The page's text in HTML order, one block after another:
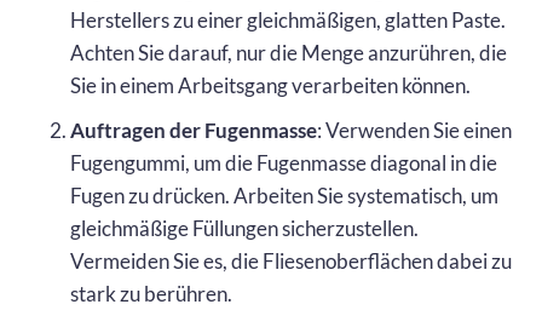
Herstellers zu einer gleichmäßigen, glatten Paste.
Achten Sie darauf, nur die Menge anzurühren, die
Sie in einem Arbeitsgang verarbeiten können.
Auftragen der Fugenmasse: Verwenden Sie einen
Fugengummi, um die Fugenmasse diagonal in die
Fugen zu drücken. Arbeiten Sie systematisch, um
gleichmäßige Füllungen sicherzustellen.
Vermeiden Sie es, die Fliesenoberflächen dabei zu
stark zu berühren.